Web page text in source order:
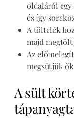
oldaláról
és így
A töltelék
majd
Az
megsütjük
A sült